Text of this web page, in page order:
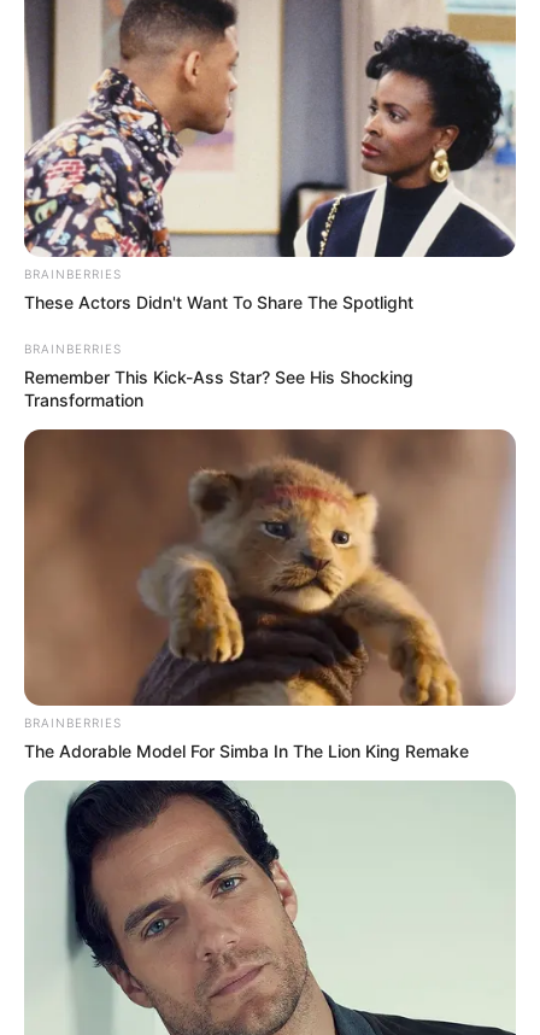
BRAINBERRIES
These Actors Didn't Want To Share The Spotlight
BRAINBERRIES
Remember This Kick-Ass Star? See His Shocking
Transformation
BRAINBERRIES
The Adorable Model For Simba In The Lion King Remake